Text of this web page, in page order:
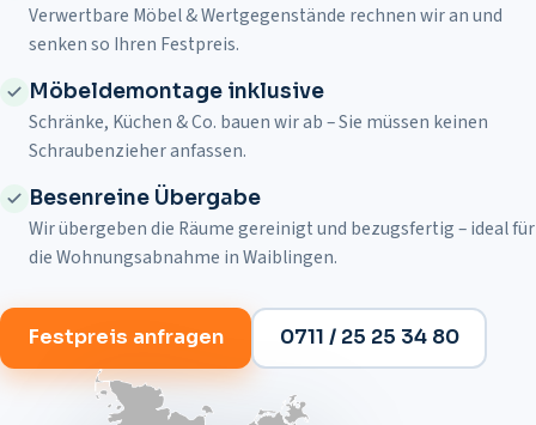
Verwertbare Möbel & Wertgegenstände rechnen wir an und
senken so Ihren Festpreis.
Möbeldemontage inklusive
Schränke, Küchen & Co. bauen wir ab – Sie müssen keinen
Schraubenzieher anfassen.
Besenreine Übergabe
Wir übergeben die Räume gereinigt und bezugsfertig – ideal für
die Wohnungsabnahme inWaiblingen.
Festpreis anfragen 0711 / 25 25 34 80